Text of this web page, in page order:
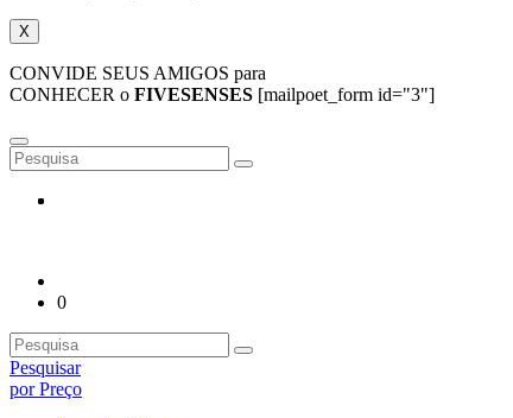
X
CONVIDE SEUS AMIGOS para
CONHECER o FIVESENSES [mailpoet_form id="3"]
0
Pesquisar
por Preço